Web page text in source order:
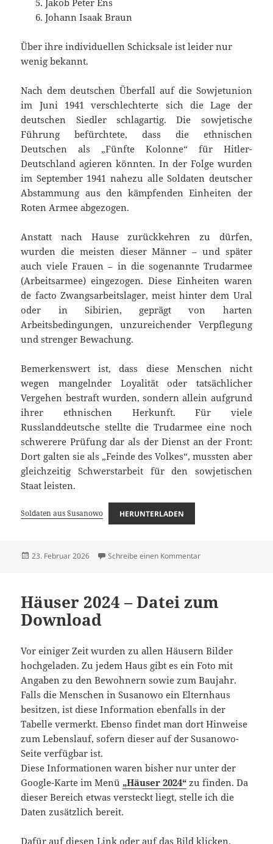
Jakob Peter Ens
Johann Isaak Braun
Über ihre individuellen Schicksale ist leider nur
wenig bekannt.
Nach dem deutschen Überfall auf die Sowjetunion
im Juni 1941 verschlechterte sich die Lage der
deutschen Siedler schlagartig. Die sowjetische
Führung befürchtete, dass die ethnischen
Deutschen als „Fünfte Kolonne“ für Hitler-
Deutschland agieren könnten. In der Folge wurden
im September 1941 nahezu alle Soldaten deutscher
Abstammung aus den kämpfenden Einheiten der
Roten Armee abgezogen.
Anstatt nach Hause zurückkehren zu dürfen,
wurden die meisten dieser Männer – und später
auch viele Frauen – in die sogenannte Trudarmee
(Arbeitsarmee) eingezogen. Diese Einheiten waren
de facto Zwangsarbeitslager, meist hinter dem Ural
oder in Sibirien, geprägt von harten
Arbeitsbedingungen, unzureichender Verpflegung
und strenger Bewachung.
Bemerkenswert ist, dass diese Menschen nicht
wegen mangelnder Loyalität oder tatsächlicher
Vergehen bestraft wurden, sondern allein aufgrund
ihrer ethnischen Herkunft. Für viele
Russlanddeutsche stellte die Trudarmee eine noch
schwerere Prüfung dar als der Dienst an der Front:
Dort galten sie als „Feinde des Volkes“, mussten aber
gleichzeitig Schwerstarbeit für den sowjetischen
Staat leisten.
Soldaten aus Susanowo HERUNTERLADEN
Veröffentlicht
23. Februar 2026 Schreibe einen Kommentarzu Soldaten aus
Häuser 2024 – Datei zum
Download
Vor einiger Zeit wurden zu allen Häusern Bilder
hochgeladen. Zu jedem Haus gibt es ein Foto mit
Angaben zu den Bewohnern sowie zum Baujahr.
Falls die Menschen in Susanowo ein Elternhaus
besitzen, ist diese Information ebenfalls in der
Tabelle vermerkt. Ebenso findet man dort Hinweise
zum Lebenslauf, sofern dieser auf der Susanowo-
Seite verfügbar ist.
Diese Informationen waren bisher nur unter der
Google-Karte im Menü „Häuser 2024“ zu finden. Da
dieser Bereich etwas versteckt liegt, stelle ich die
Daten zusätzlich bereit.
Dafür auf diesen Link oder auf das Bild klicken.